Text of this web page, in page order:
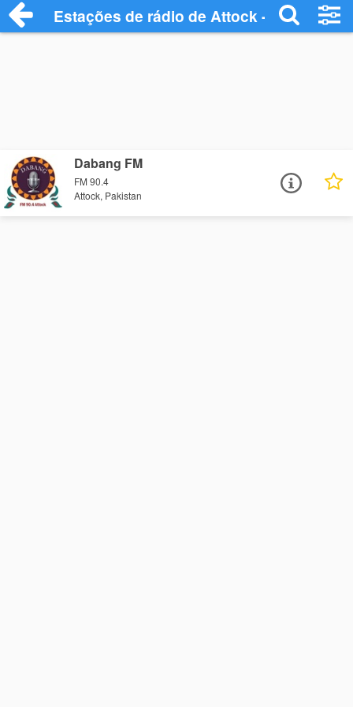
Estações de rádio de Attock - Ouça
Dabang FM
FM 90.4
Attock, Pakistan